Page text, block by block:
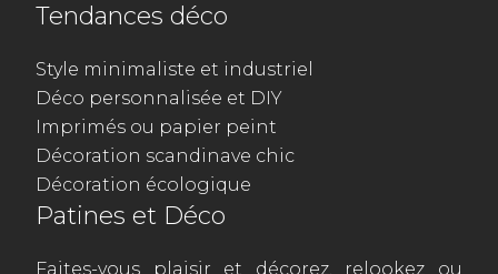
Tendances déco
Style minimaliste et industriel
Déco personnalisée et DIY
Imprimés ou papier peint
Décoration scandinave chic
Décoration écologique
Patines et Déco
Faites-vous plaisir et décorez, relookez ou